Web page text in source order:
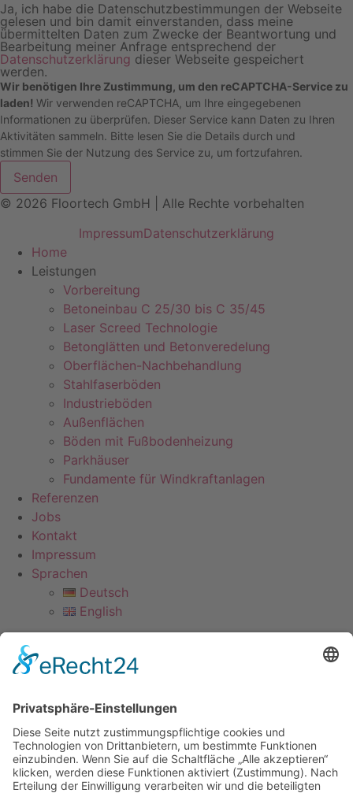
Ja, ich habe die Datenschutzbestimmungen der Webseite
gelesen und bin damit einverstanden, dass meine
übermittelten Daten zum Zwecke der Beantwortung und
Bearbeitung meiner Anfrage entsprechend der
Datenschutzerklärung dieser Webseite gespeichert
werden.
Wir benötigen Ihre Zustimmung, um den reCAPTCHA-Service zu
laden! Wir verwenden reCAPTCHA, um Ihre eingegebenen
Informationen zu überprüfen. Dieser Service kann Daten zu Ihren
Aktivitäten sammeln. Bitte lesen Sie die Details durch und
stimmen Sie der Nutzung des Service zu , um fortzufahren.
Senden
© 2026 Floortech GmbH | Alle Rechte vorbehalten
ImpressumDatenschutz­erklärung
Main
Menu
Home
Leistungen
Vorbereitung
Betoneinbau C 25/30 bis C 35/45
Laser Screed Technologie
Betonglätten und Betonveredelung
Oberflächen-Nachbehandlung
Stahlfaserböden
Industrieböden
Außenflächen
Böden mit Fußbodenheizung
Parkhäuser
Fundamente für Windkraftanlagen
Referenzen
Jobs
Kontakt
Impressum
Sprachen
Deutsch
English
Main
Menu
Home
Leistungen
Betoneinbau C 25/30 bis C 35/45
Laser Screed Technologie
Betonglätten und Betonveredelung
Oberflächen-Nachbehandlung
Stahlfaserböden